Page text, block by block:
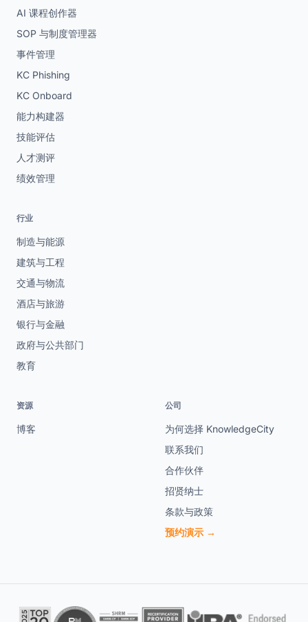
AI 课程创作器
SOP 与制度管理器
事件管理
KC Phishing
KC Onboard
能力构建器
技能评估
人才测评
绩效管理
行业
制造与能源
建筑与工程
交通与物流
酒店与旅游
银行与金融
政府与公共部门
教育
资源
博客
公司
为何选择 KnowledgeCity
联系我们
合作伙伴
招贤纳士
条款与政策
预约演示 →